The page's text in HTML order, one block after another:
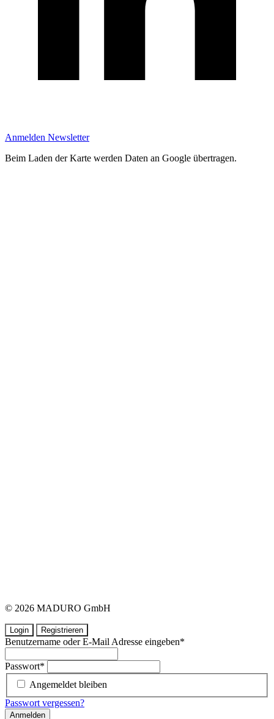
Anmelden Newsletter
Beim Laden der Karte werden Daten an Google übertragen.
© 2026 MADURO GmbH
Login Registrieren
Benutzername oder E-Mail Adresse eingeben*
Passwort*
Angemeldet bleiben
Passwort vergessen?
Anmelden